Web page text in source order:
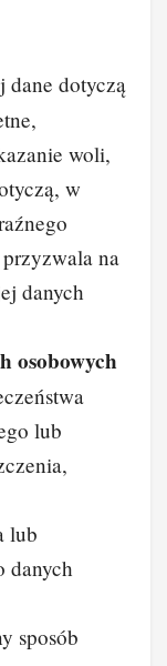
dane dotyczą
woli,
w
na
danych
osobowych
lub
lub
danych
sposób